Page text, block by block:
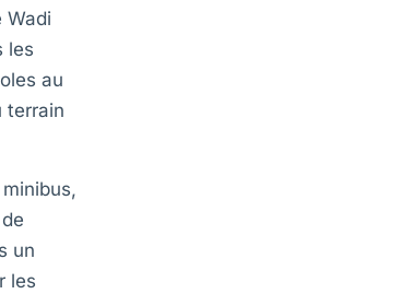
Wadi
les
au
terrain
un
les